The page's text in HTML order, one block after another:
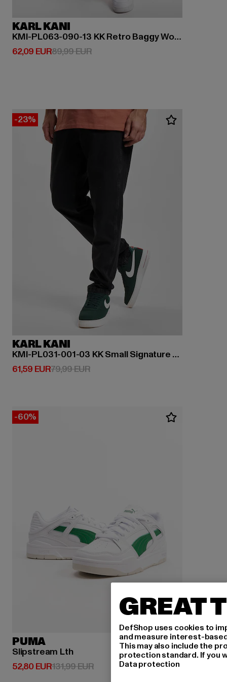
KARL KANI
KMI-PL063-090-13 KK Retro Baggy Workwear Denim
62,09 EUR
Derzeitiger Preis: 62,09 EUR
89,99 EURAktionspreis: 89,99 EUR
-23%
KARL KANI
KMI-PL031-001-03 KK Small Signature Tapered Five Pocket Denim
61,59 EUR
Derzeitiger Preis: 61,59 EUR
79,99 EURAktionspreis: 79,99 EUR
-60%
PUMA
Slipstream Lth
52,80 EUR
Derzeitiger Preis: 52,80 EUR
131,99 EURAktionspreis: 131,99 EUR
GREAT
DefShop uses cookies to
and measure interest-
This may also include the
protection standard. If you
Data protection